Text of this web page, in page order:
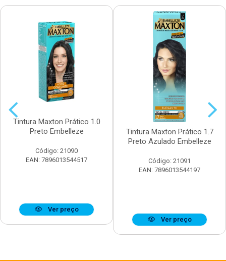
Tintura Maxton Prático 1.0
Preto Embelleze
Código: 21090
EAN: 7896013544517
Ver preço
Tintura Maxton Prático 1.7
Preto Azulado Embelleze
Código: 21091
EAN: 7896013544197
Ver preço